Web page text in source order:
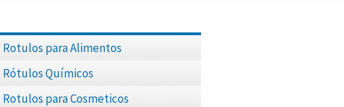
Rotulos para Alimentos
Rótulos Químicos
Rotulos para Cosmeticos